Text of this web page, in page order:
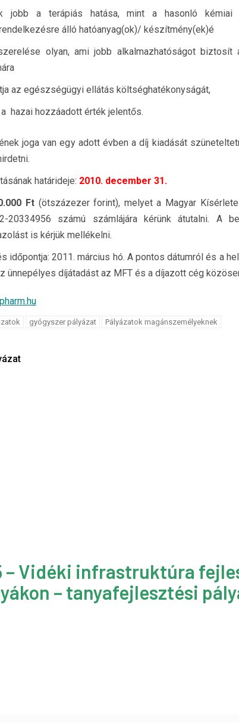
jobb a terápiás hatása, mint a hasonló kémiai
álló hatóanyag(ok)/ készítmény(ek)é
olyan, ami jobb alkalmazhatóságot
az egészségügyi ellátás költséghatékonyságát,
hazai hozzáadott érték jelentős.
joga van egy adott évben a díj kiadását
határideje: 2010. december 31.
Ft (ötszázezer forint), melyet a Magyar
20334956 számú számlájára kérünk átutalni. A
is kérjük mellékelni.
időpontja: 2011. március hó. A pontos dátumról és a
ünnepélyes díjátadást az MFT és a díjazott cég
gyógyszer pályázat Pályázatok magánszemélyeknek
– Vidéki infrastruktúra
– tanyafejlesztési